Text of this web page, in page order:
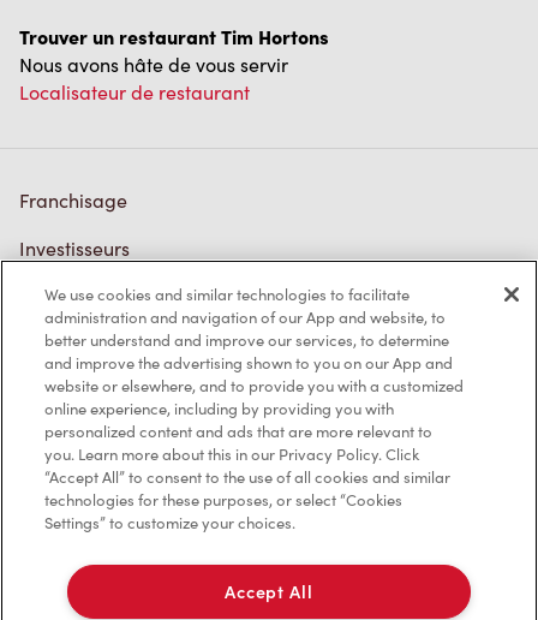
Trouver un restaurant Tim Hortons
Nous avons hâte de vous servir
Localisateur de restaurant
Franchisage
Investisseurs
Communiquer avec nous
Foire aux questions
Politique de confidentialité
Conditions de service
Marques de commerce
Accessibilité
We use cookies and similar technologies to facilitate
administration and navigation of our App and website, to
better understand and improve our services, to determine
and improve the advertising shown to you on our App and
website or elsewhere, and to provide you with a customized
online experience, including by providing you with
personalized content and ads that are more relevant to
you. Learn more about this in our Privacy Policy. Click
“Accept All” to consent to the use of all cookies and similar
technologies for these purposes, or select “Cookies
Settings” to customize your choices.
Accept All